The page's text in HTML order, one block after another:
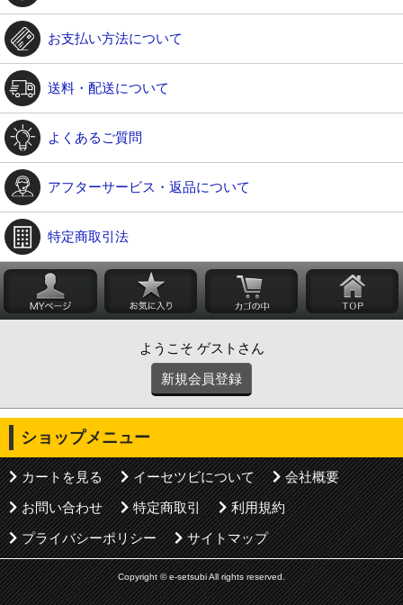
お支払い方法について
送料・配送について
よくあるご質問
アフターサービス・返品について
特定商取引法
ようこそ ゲストさん
新規会員登録
ショップメニュー
カートを見る イーセツビについて
会社概要
お問い合わせ
特定商取引
利用規約
プライバシーポリシー
サイトマップ
Copyright © e-setsubi All rights reserved.